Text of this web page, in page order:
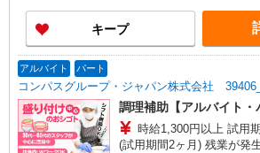
キープ
アルバイト パート
コンパスグループ・ジャパン株式会社
調理補助【アルバイト・
時給1,300円以上 試用期間中 時給1,300円以上
(試用期間2ヶ月) 残業が発生した場合、残業代を1